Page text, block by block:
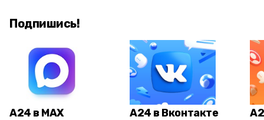
Подпишись!
А24 в MAX А24 в Вконтакте